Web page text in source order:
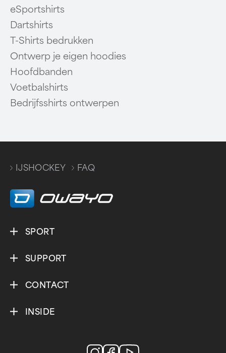
eSportshirts
Dartshirts
T-Shirts bedrukken
Ontwerp je eigen hoodies
Hoofdbanden
Voetbalshirts
Bedrijfsshirts ontwerpen
IJSHOCKEY
FAQ
SPORT
SUPPORT
CONTACT
INSIDE